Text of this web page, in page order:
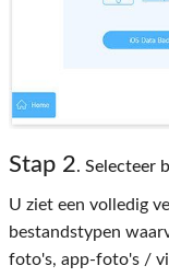
Stap 2. Selecteer
U ziet een volledig
bestandstypen
foto's, app-foto's /